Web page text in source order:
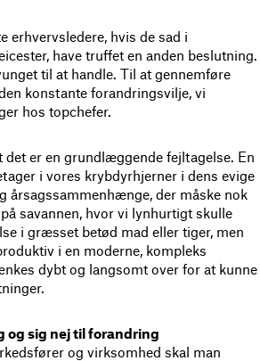
erhvervsledere, hvis de sad i
have truffet en anden beslutning.
til at handle. Til at gennemføre
konstante forandringsvilje, vi
hos topchefer.
det er en grundlæggende fejltagelse. En
i vores krybdyrhjerner i dens evige
årsagssammenhænge, der måske nok
savannen, hvor vi lynhurtigt skulle
i græsset betød mad eller tiger, men
i en moderne, kompleks
dybt og langsomt over for at kunne
og sig nej til forandring
og virksomhed skal man